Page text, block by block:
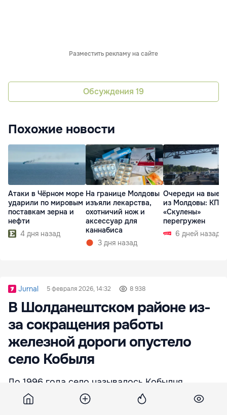
Разместить рекламу на сайте
Обсуждения 19
Похожие новости
Атаки в Чёрном море
ударили по мировым
поставкам зерна и
нефти
4 дня назад
На границе Молдовы
изъяли лекарства,
охотничий нож и
аксессуар для
каннабиса
3 дня назад
Очереди на
из Молдовы: КПП
«Скулены»
перегружен
6 дней назад
Jurnal 5 февраля 2026, 14:32 8 938
В Шолданештском районе из-
за сокращения работы
железной дороги опустело
село Кобыля
До 1996 года село называлось Кобылня.
Населенный пункт, появившийся в связи с
открытием железнодорожной линии Флорешты